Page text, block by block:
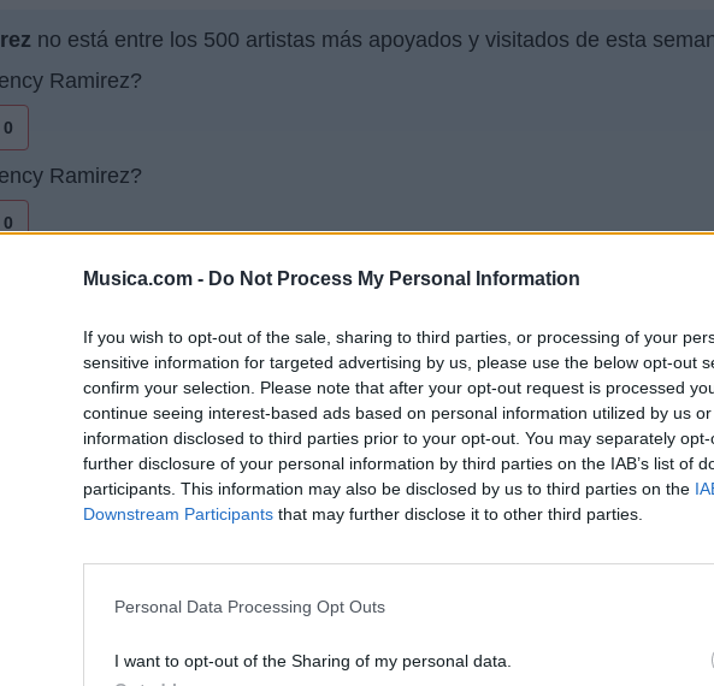
Musica.com - Do Not Process My Personal Information
If you wish to opt-out of the sale, sharing to third parties, or processing of your
sensitive information for targeted advertising by us, please use the below opt-out
confirm your selection. Please note that after your opt-out request is processed
continue seeing interest-based ads based on personal information utilized by us
information disclosed to third parties prior to your opt-out. You may separately
further disclosure of your personal information by third parties on the IAB’s list of
participants. This information may also be disclosed by us to third parties on the
Downstream Participants that may further disclose it to other third parties.
Personal Data Processing Opt Outs
I want to opt-out of the Sharing of my personal data.
no está entre los 500 artistas más apoyados y visitados de esta
Ramirez?
0
Ramirez?
0
Ramirez